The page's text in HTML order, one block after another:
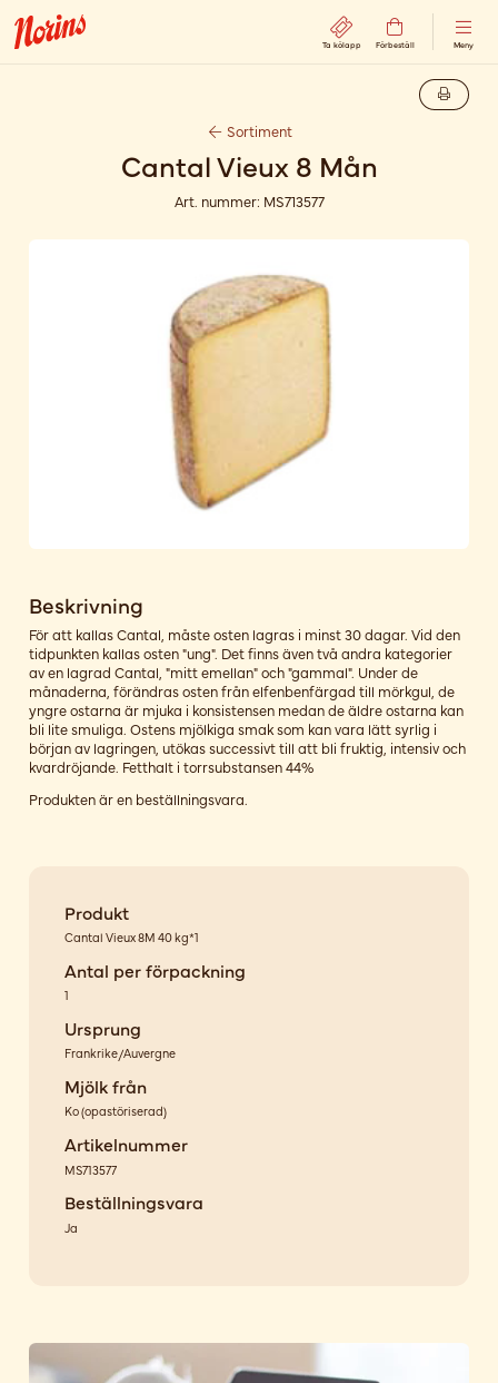
Ta kölapp Förbeställ Meny
Sortiment
Cantal Vieux 8 Mån
Art. nummer: MS713577
Beskrivning
För att kallas Cantal, måste osten lagras i minst 30 dagar. Vid den
tidpunkten kallas osten "ung". Det finns även två andra kategorier
av en lagrad Cantal, "mitt emellan" och "gammal". Under de
månaderna, förändras osten från elfenbenfärgad till mörkgul, de
yngre ostarna är mjuka i konsistensen medan de äldre ostarna kan
bli lite smuliga. Ostens mjölkiga smak som kan vara lätt syrlig i
början av lagringen, utökas successivt till att bli fruktig, intensiv och
kvardröjande. Fetthalt i torrsubstansen 44%
Produkten är en beställningsvara.
Produkt
Cantal Vieux 8M 40 kg*1
Antal per förpackning
1
Ursprung
Frankrike/Auvergne
Mjölk från
Ko(opastöriserad)
Artikelnummer
MS713577
Beställningsvara
Ja